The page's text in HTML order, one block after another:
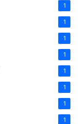
1
1
1
1
1
1
1
1